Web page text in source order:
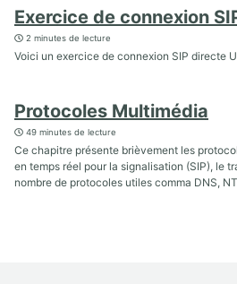
Exercice de connexion
2 minutes de lecture
Voici un exercice de connexion SIP directe
Protocoles Multimédia
49 minutes de lecture
Ce chapitre présente brièvement les
en temps réel pour la signalisation (SIP), le
nombre de protocoles utiles comma DNS,